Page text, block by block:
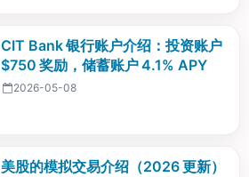
CIT Bank 银行账户介绍：投资账户
$750 奖励，储蓄账户 4.1% APY
2026-05-08
美股的模拟交易介绍（2026 更新）